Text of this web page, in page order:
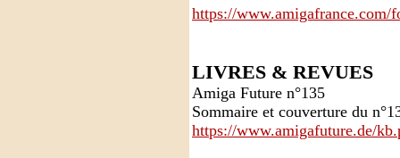
https://www.amigafrance.com/
LIVRES & REVUES
Amiga Future n°135
Sommaire et couverture du
https://www.amigafuture.de/